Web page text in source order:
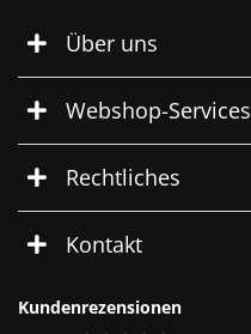
Über uns
Webshop-Services
Rechtliches
Kontakt
Kundenrezensionen